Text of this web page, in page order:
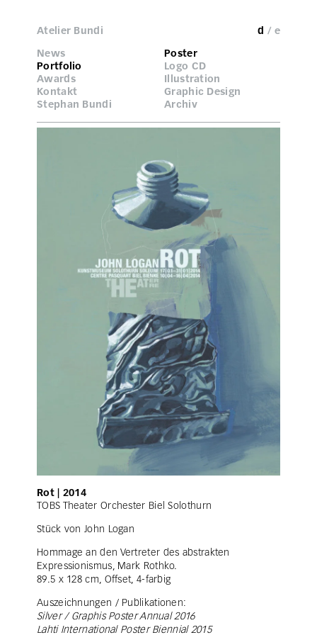
Atelier Bundi d / e
News
Portfolio
Awards
Kontakt
Stephan Bundi
Poster
Logo CD
Illustration
Graphic Design
Archiv
Rot | 2014
TOBS Theater Orchester Biel Solothurn
Stück von John Logan
Hommage an den Vertreter des abstrakten
Expressionismus, Mark Rothko.
89.5 x 128 cm, Offset, 4-farbig
Auszeichnungen / Publikationen:
Silver / Graphis Poster Annual 2016
Lahti International Poster Biennial 2015